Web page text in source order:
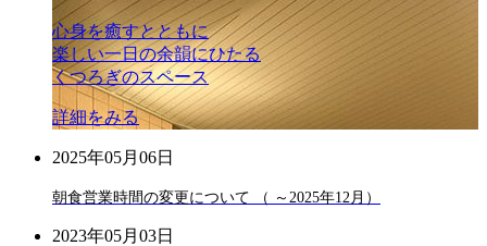
心身を癒すとともに
楽しい一日の余韻にひたる
くつろぎのスペース
詳細をみる
2025年05月06日
朝食営業時間の変更について （ ～2025年12月）
2023年05月03日